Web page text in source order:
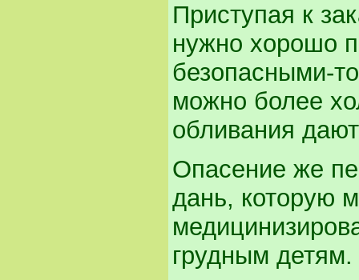
Приступая к
нужно хорошо
безопасными-
можно более
обливания
Опасение же
дань, которую
грудным детям.